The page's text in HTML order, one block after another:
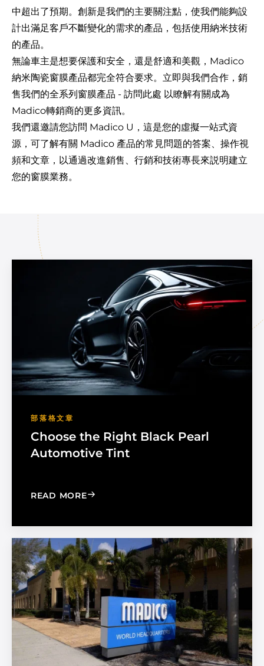
中超出了預期。創新是我們的主要關注點，使我們能夠設
計出滿足客戶不斷變化的需求的產品，包括使用納米技術
的產品。
無論車主是想要保護和安全，還是舒適和美觀，Madico
納米陶瓷窗膜產品都完全符合要求。立即與我們合作，銷
售我們的全系列窗膜產品 - 訪問此處 以瞭解有關成為
Madico轉銷商的更多資訊。
我們還邀請您訪問 Madico U ，這是您的虛擬一站式資
源，可了解有關 Madico 產品的常見問題的答案、操作視
頻和文章，以通過改進銷售、行銷和技術專長來説明建立
您的窗膜業務。
部落格文章
Choose the Right Black Pearl
Automotive Tint
READ MORE: CHOOSE THE RIGHT BLACK PEARL